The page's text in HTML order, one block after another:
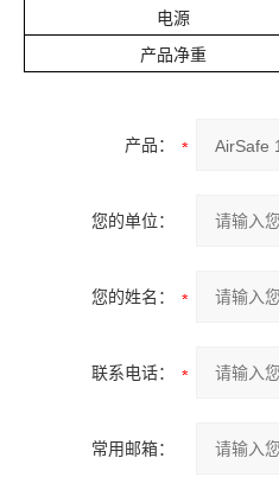
电源
产品净重
产品：
您的单位：
您的姓名：
联系电话：
常用邮箱：